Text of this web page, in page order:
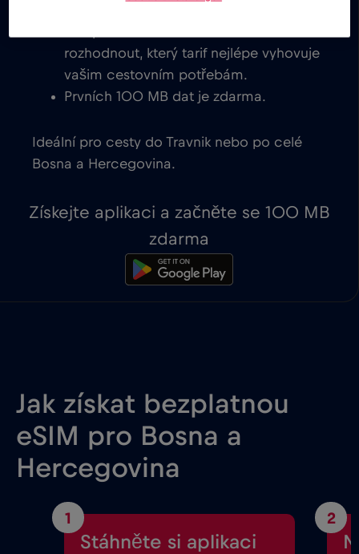
rozhodnout, který tarif nejlépe vyhovuje
vašim cestovním potřebám.
Prvních 100 MB dat je zdarma.
Ideální pro cesty do Travnik nebo po celé
Bosna a Hercegovina.
Získejte aplikaci a začněte se 100 MB
zdarma
Jak získat bezplatnou
eSIM pro Bosna a
Hercegovina
1
Stáhněte si aplikaci
2